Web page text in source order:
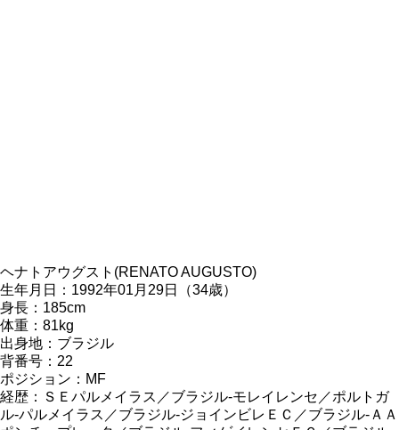
ヘナトアウグスト(RENATO AUGUSTO)
生年月日：1992年01月29日（34歳）
身長：185cm
体重：81kg
出身地：ブラジル
背番号：22
ポジション：MF
経歴：ＳＥパルメイラス／ブラジル-モレイレンセ／ポルトガ
ル-パルメイラス／ブラジル-ジョインビレＥＣ／ブラジル-ＡＡ